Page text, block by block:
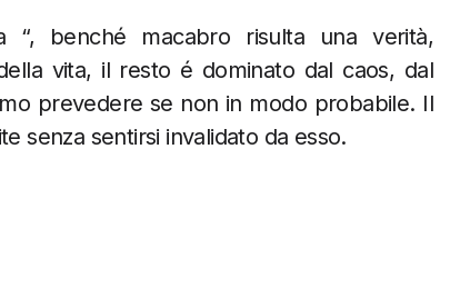
benché macabro risulta una verità,
vita, il resto é dominato dal caos, dal
prevedere se non in modo probabile. Il
senza sentirsi invalidato da esso.